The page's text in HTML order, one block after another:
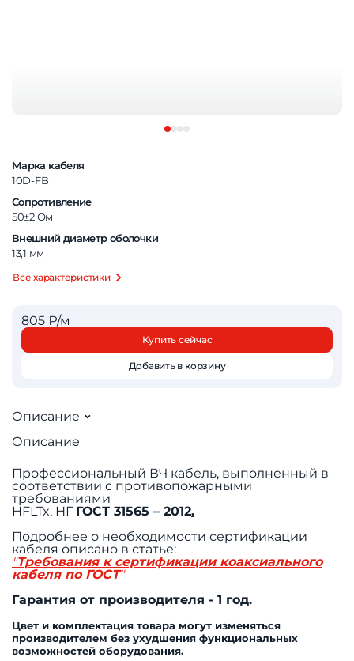
Марка кабеля
10D-FB
Сопротивление
50±2 Ом
Внешний диаметр оболочки
13,1 мм
Все характеристики
805 ₽/м
Купить сейчас
Добавить в корзину
Описание
Описание
Профессиональный ВЧ кабель, выполненный в
соответствии с противопожарными
требованиями
HFLTx, НГ ГОСТ 31565 – 2012.
Подробнее о необходимости сертификации
кабеля описано в статье:
"Требования к сертификации коаксиального
кабеля по ГОСТ"
Гарантия от производителя - 1 год.
Цвет и комплектация товара могут изменяться
производителем без ухудшения функциональных
возможностей оборудования.